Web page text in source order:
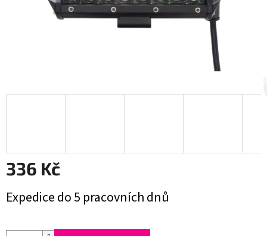
336 Kč
cena:
Expedice do 5 pracovních dnů